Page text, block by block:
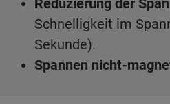
Reduzierung der
Schnelligkeit im
Sekunde).
Spannen nicht-